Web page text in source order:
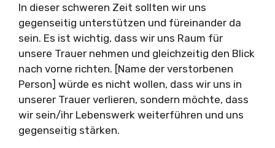
In dieser schweren Zeit sollten wir uns
gegenseitig unterstützen und füreinander da
sein. Es ist wichtig, dass wir uns Raum für
unsere Trauer nehmen und gleichzeitig den Blick
nach vorne richten. [Name der verstorbenen
Person] würde es nicht wollen, dass wir uns in
unserer Trauer verlieren, sondern möchte, dass
wir sein/ihr Lebenswerk weiterführen und uns
gegenseitig stärken.